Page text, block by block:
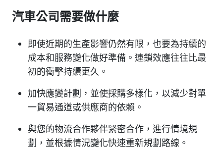
汽車公司需要做什麼
即使近期的生產影響仍然有限，也要為持續的
成本和服務變化做好準備。連鎖效應往往比最
初的衝擊持續更久。
加快應變計劃，並使採購多樣化，以減少對單
一貿易通道或供應商的依賴。
與您的物流合作夥伴緊密合作，進行情境規
劃，並根據情況變化快速重新規劃路線。